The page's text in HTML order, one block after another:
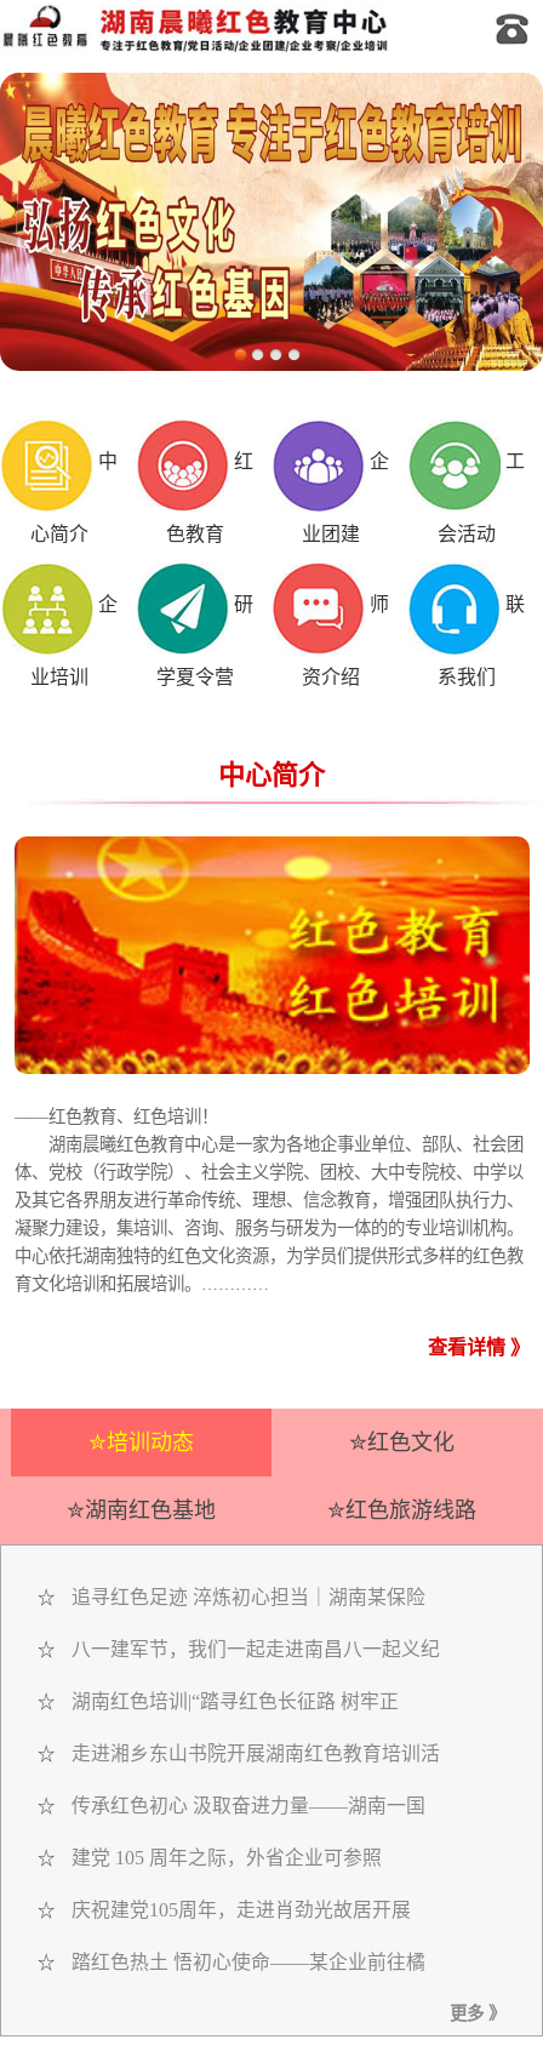
中
心简介
红
色教育
企
业团建
工
会活动
企
业培训
研
学夏令营
师
资介绍
联
系我们
中心简介
——红色教育、红色培训！
湖南晨曦红色教育中心是一家为各地企事业单位、部队、社会团
体、党校（行政学院）、社会主义学院、团校、大中专院校、中学以
及其它各界朋友进行革命传统、理想、信念教育，增强团队执行力、
凝聚力建设，集培训、咨询、服务与研发为一体的的专业培训机构。
中心依托湖南独特的红色文化资源，为学员们提供形式多样的红色教
育文化培训和拓展培训。…………
查看详情 》
✮培训动态 ✮红色文化
✮湖南红色基地 ✮红色旅游线路
☆ 追寻红色足迹 淬炼初心担当｜湖南某保险
☆ 八一建军节，我们一起走进南昌八一起义纪
☆ 湖南红色培训|“踏寻红色长征路 树牢正
☆ 走进湘乡东山书院开展湖南红色教育培训活
☆ 传承红色初心 汲取奋进力量——湖南一国
☆ 建党 105 周年之际，外省企业可参照
☆ 庆祝建党105周年，走进肖劲光故居开展
☆ 踏红色热土 悟初心使命——某企业前往橘
更多 》